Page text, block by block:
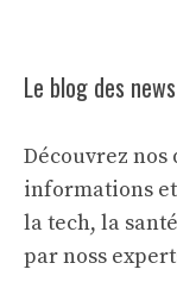
Le blog des news
Découvrez
informations
la tech, la
par noss